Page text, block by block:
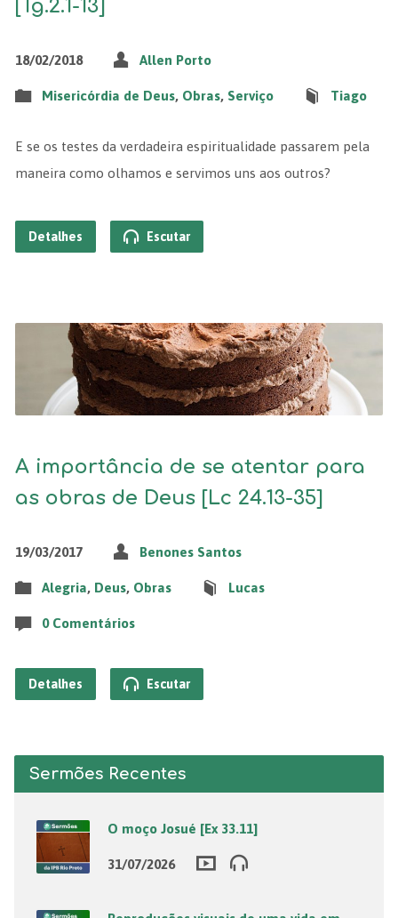
[Tg.2.1-13]
18/02/2018 Allen Porto
Misericórdia de Deus, Obras, Serviço Tiago
E se os testes da verdadeira espiritualidade passarem pela
maneira como olhamos e servimos uns aos outros?
Detalhes Escutar
A importância de se atentar para
as obras de Deus [Lc 24.13-35]
19/03/2017 Benones Santos
Alegria, Deus, Obras Lucas
0 Comentários
Detalhes Escutar
Sermões Recentes
O moço Josué [Ex 33.11]
31/07/2026